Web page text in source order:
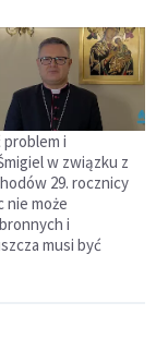
i
w związku z
29. rocznicy
nie może
i
musi być